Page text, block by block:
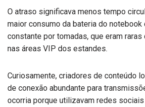
O atraso significava menos tempo
maior consumo da bateria do notebook
constante por tomadas, que eram
nas áreas VIP dos estandes.
Curiosamente, criadores de conteúdo
de conexão abundante para
ocorria porque utilizavam redes